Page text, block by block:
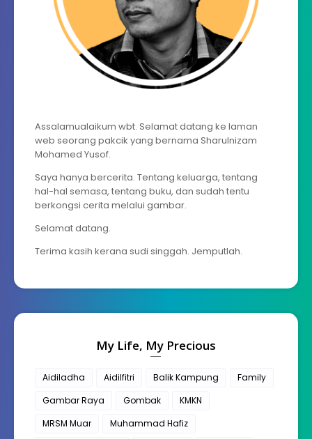
Assalamualaikum wbt. Selamat datang ke laman
web seorang pakcik yang bernama Sharulnizam
Mohamed Yusof.
Saya hanya bercerita. Tentang keluarga, tentang
hal-hal semasa, tentang buku, dan sudah tentu
berkongsi cerita melalui gambar.
Selamat datang.
Terima kasih kerana sudi singgah. Jemputlah.
My Life, My Precious
Aidiladha Aidilfitri Balik Kampung
Family
Gambar Raya
Gombak
KMKN
MRSM Muar
Muhammad Hafiz